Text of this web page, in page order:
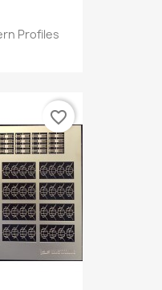
Profiles
favorite_border